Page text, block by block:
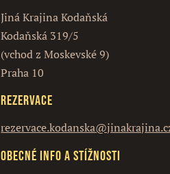
Jiná Krajina Kodaňská
Kodaňská 319/5
(vchod z Moskevské 9)
Praha 10
Rezervace
Obecné info a stížnosti